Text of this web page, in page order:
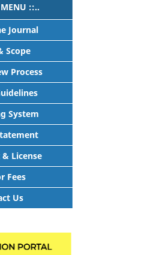
::..
Journal
Scope
Process
System
License
Fees
Us